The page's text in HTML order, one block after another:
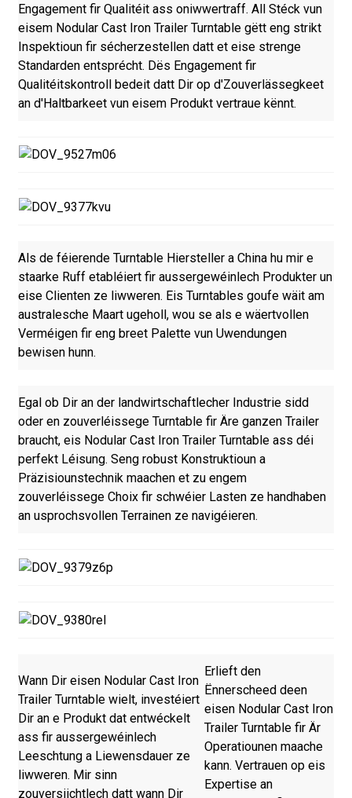
Engagement fir Qualitéit ass oniwwertraff. All Stéck vun
eisem Nodular Cast Iron Trailer Turntable gëtt eng strikt
Inspektioun fir sécherzestellen datt et eise strenge
Standarden entsprécht. Dës Engagement fir
Qualitéitskontroll bedeit datt Dir op d'Zouverlässegkeet
an d'Haltbarkeet vun eisem Produkt vertraue kënnt.
Als de féierende Turntable Hiersteller a China hu mir e
staarke Ruff etabléiert fir aussergewéinlech Produkter un
eise Clienten ze liwweren. Eis Turntables goufe wäit am
australesche Maart ugeholl, wou se als e wäertvollen
Verméigen fir eng breet Palette vun Uwendungen
bewisen hunn.
Egal ob Dir an der landwirtschaftlecher Industrie sidd
oder en zouverléissege Turntable fir Äre ganzen Trailer
braucht, eis Nodular Cast Iron Trailer Turntable ass déi
perfekt Léisung. Seng robust Konstruktioun a
Präzisiounstechnik maachen et zu engem
zouverléissege Choix fir schwéier Lasten ze handhaben
an usprochsvollen Terrainen ze navigéieren.
Wann Dir eisen Nodular Cast Iron
Trailer Turntable wielt, investéiert
Dir an e Produkt dat entwéckelt
ass fir aussergewéinlech
Leeschtung a Liewensdauer ze
liwweren. Mir sinn
zouversiichtlech datt wann Dir
Erlieft den
Ënnerscheed deen
eisen Nodular Cast Iron
Trailer Turntable fir Är
Operatiounen maache
kann. Vertrauen op eis
Expertise an